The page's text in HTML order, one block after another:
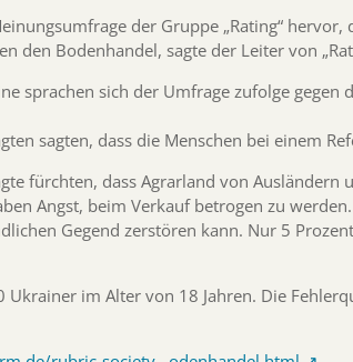
der Gruppe „Rating“
den Bodenhandel, sagte der Leiter von
sprachen sich der Umfrage zufolge
sagten, dass die Menschen bei einem
fürchten, dass Agrarland von
Angst, beim Verkauf betrogen zu
Gegend zerstören kann. Nur 5
Ukrainer im Alter von 18 Jahren. Die